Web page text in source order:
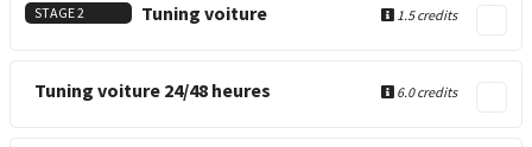
STAGE 2 Tuning voiture 1.5 credits
Tuning voiture 24/48 heures 6.0 credits